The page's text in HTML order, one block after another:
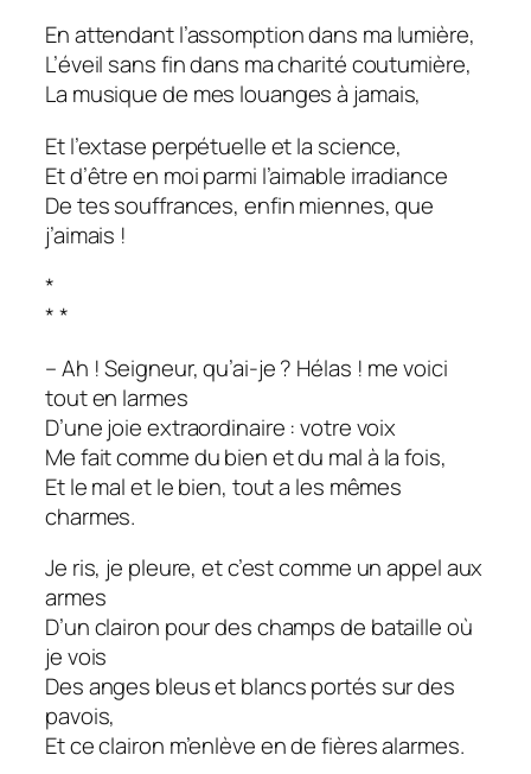
En attendant l’assomption dans ma lumière,
L’éveil sans fin dans ma charité coutumière,
La musique de mes louanges à jamais,
Et l’extase perpétuelle et la science,
Et d’être en moi parmi l’aimable irradiance
De tes souffrances, enfin miennes, que
j’aimais !
*
* *
– Ah ! Seigneur, qu’ai-je ? Hélas ! me voici
tout en larmes
D’une joie extraordinaire : votre voix
Me fait comme du bien et du mal à la fois,
Et le mal et le bien, tout a les mêmes
charmes.
Je ris, je pleure, et c’est comme un appel aux
armes
D’un clairon pour des champs de bataille où
je vois
Des anges bleus et blancs portés sur des
pavois,
Et ce clairon m’enlève en de fières alarmes.